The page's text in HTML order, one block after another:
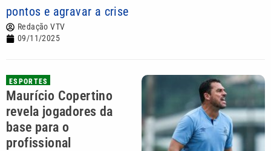
pontos e agravar a crise
Redação VTV
09/11/2025
ESPORTES
Maurício Copertino
revela jogadores da
base para o
profissional